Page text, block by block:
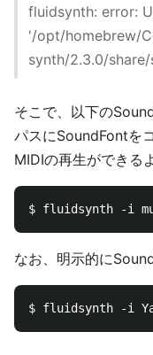
fluidsynth: error:
'/opt/homebrew/
synth/2.3.0/
そこで、以下の
パスにSoundFontを
MIDIの再生ができる
なお、明示的に